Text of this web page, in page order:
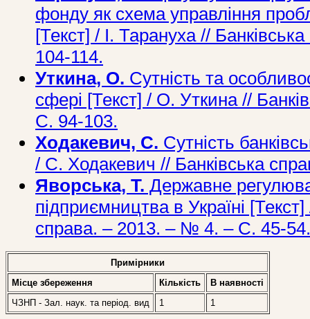
фонду як схема управління
[Текст] / І. Тарануха //
104-114.
Уткина, О. Сутність та
сфері [Текст] / О. Уткина //
С. 94-103.
Ходакевич, С. Сутність
/ С. Ходакевич // Банківська
Яворська, Т. Державне
підприємництва в Україні
справа. – 2013. – № 4. – С. 45-54.
Примірники
Місце збереження
Кількість
В наявностi
ЧЗНП - Зал. наук. та період. вид
1 1